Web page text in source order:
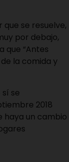
se resuelve,
por debajo,
que “Antes
la comida y
se
2018
haya un cambio